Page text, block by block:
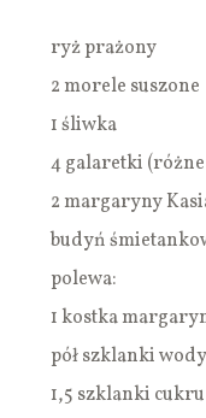
ryż prażony
2 morele suszone
1 śliwka
4 galaretki
2 margaryny
budyń
polewa:
1 kostka
pół szklanki wody
1,5 szklanki cukru